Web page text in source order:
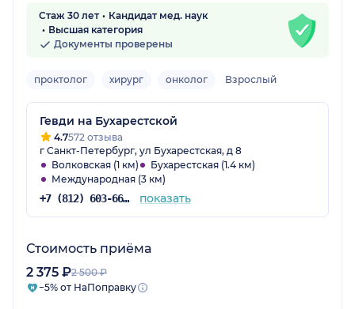
Стаж 30 лет
Кандидат мед. наук
Высшая категория
Документы проверены
проктолог хирург онколог Взрослый
Гевди на Бухарестской
4.7572 отзыва
г Санкт-Петербург, ул Бухарестская, д 8
Волковская (1 км)
Бухарестская (1.4 км)
Международная (3 км)
+7 (812) 603-66-35 показать
Стоимость приёма
2 375 ₽2 500 ₽
−5% от НаПоправку